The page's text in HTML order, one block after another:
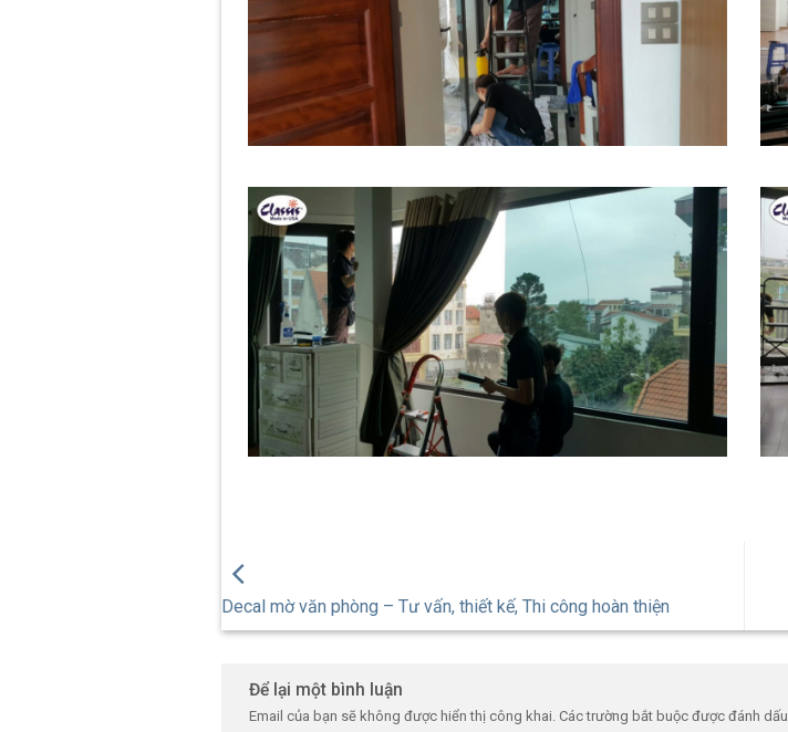
Decal mờ văn phòng – Tư vấn, thiết kế, Thi công hoàn thiện
Để lại một bình luận
Email của bạn sẽ không được hiển thị công khai. Các trường bắt buộc được đánh dấu